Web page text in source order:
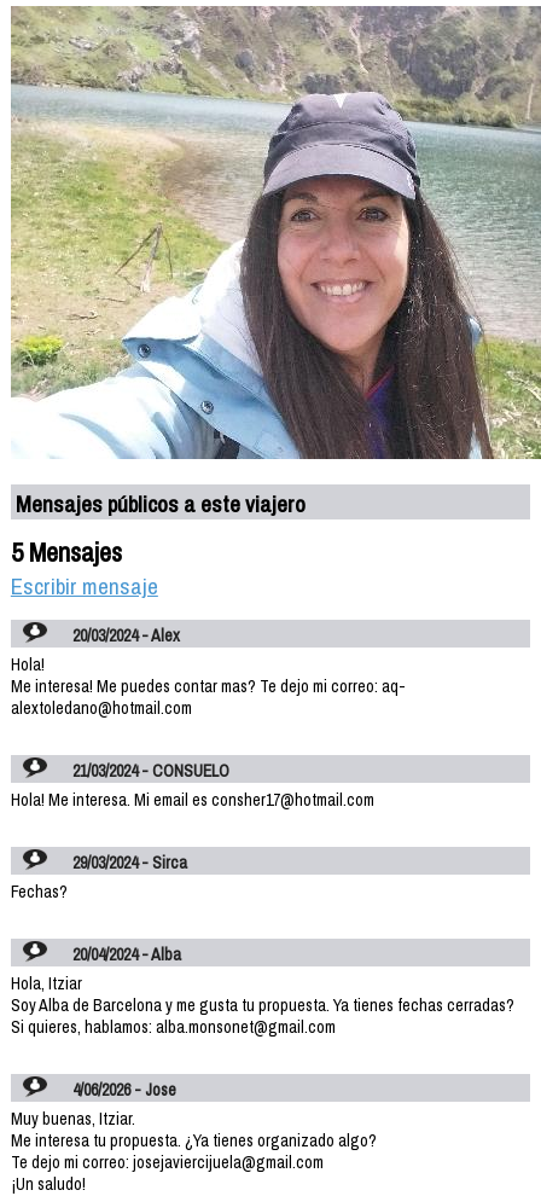
Mensajes públicos a este viajero
5 Mensajes
Escribir mensaje
20/03/2024 - Alex
Hola!
Me interesa! Me puedes contar mas? Te dejo mi correo: aq-
alextoledano@hotmail.com
21/03/2024 - CONSUELO
Hola! Me interesa. Mi email es consher17@hotmail.com
29/03/2024 - Sirca
Fechas?
20/04/2024 - Alba
Hola, Itziar
Soy Alba de Barcelona y me gusta tu propuesta. Ya tienes fechas cerradas?
Si quieres, hablamos: alba.monsonet@gmail.com
4/06/2026 - Jose
Muy buenas, Itziar.
Me interesa tu propuesta. ¿Ya tienes organizado algo?
Te dejo mi correo: josejaviercijuela@gmail.com
¡Un saludo!